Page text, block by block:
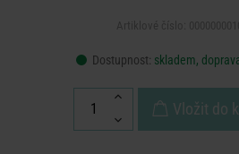
Dostupnost: skladem,
Vložit do